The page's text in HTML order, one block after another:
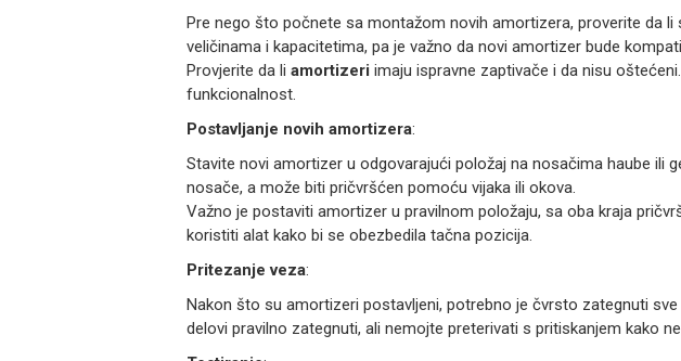
Pre nego što počnete sa montažom novih amortizera, proverite da li
veličinama i kapacitetima, pa je važno da novi amortizer bude
Provjerite da li amortizeri imaju ispravne zaptivače i da nisu
funkcionalnost.
Postavljanje novih amortizera:
Stavite novi amortizer u odgovarajući položaj na nosačima haube ili
nosače, a može biti pričvršćen pomoću vijaka ili okova.
Važno je postaviti amortizer u pravilnom položaju, sa oba kraja
koristiti alat kako bi se obezbedila tačna pozicija.
Pritezanje veza:
Nakon što su amortizeri postavljeni, potrebno je čvrsto zategnuti
delovi pravilno zategnuti, ali nemojte preterivati s pritiskanjem kako